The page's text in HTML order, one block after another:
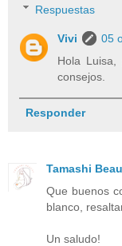
Respuestas
Vivi
05
Hola
consejos.
Responder
Tamashi
Que buenos
blanco,
Un saludo!